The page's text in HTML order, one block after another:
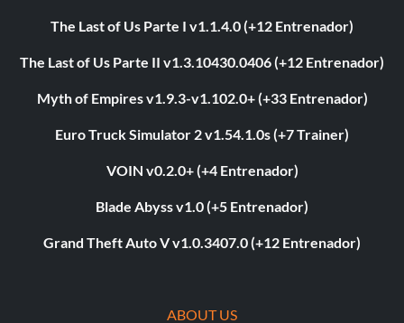
The Last of Us Parte I v1.1.4.0 (+12 Entrenador)
The Last of Us Parte II v1.3.10430.0406 (+12 Entrenador)
Myth of Empires v1.9.3-v1.102.0+ (+33 Entrenador)
Euro Truck Simulator 2 v1.54.1.0s (+7 Trainer)
VOIN v0.2.0+ (+4 Entrenador)
Blade Abyss v1.0 (+5 Entrenador)
Grand Theft Auto V v1.0.3407.0 (+12 Entrenador)
ABOUT US